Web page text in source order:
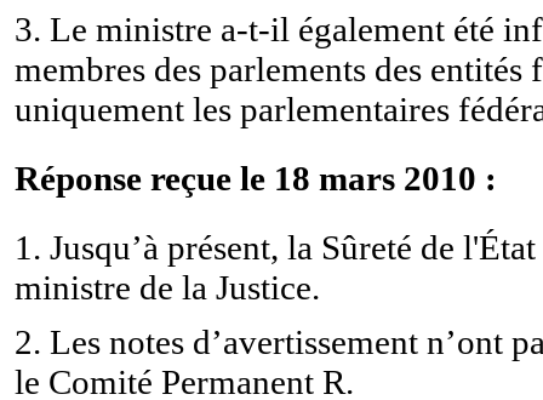
3. Le ministre a-t-il également été
membres des parlements des
uniquement les parlementaires
Réponse reçue le 18 mars 2010 :
1. Jusqu’à présent, la Sûreté de
ministre de la Justice.
2. Les notes d’avertissement n’ont
le Comité Permanent R.